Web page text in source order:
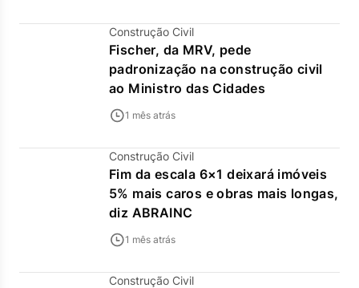
Construção Civil
Fischer, da MRV, pede
padronização na construção civil
ao Ministro das Cidades
1 mês atrás
Construção Civil
Fim da escala 6×1 deixará imóveis
5% mais caros e obras mais longas,
diz ABRAINC
1 mês atrás
Construção Civil